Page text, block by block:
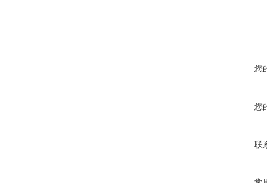
您
您
联